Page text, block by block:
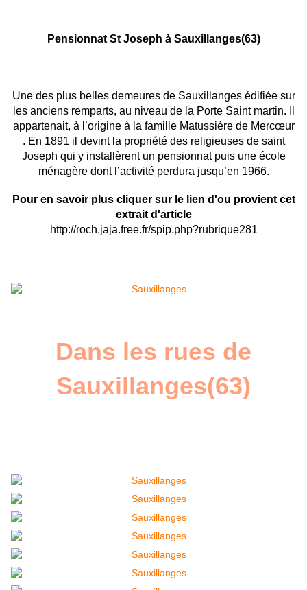
Pensionnat St Joseph à Sauxillanges(63)
Une des plus belles demeures de Sauxillanges édifiée sur
les anciens remparts, au niveau de la Porte Saint martin. Il
appartenait, à l’origine à la famille Matussière de Mercœur
. En 1891 il devint la propriété des religieuses de saint
Joseph qui y installèrent un pensionnat puis une école
ménagère dont l’activité perdura jusqu’en 1966.
Pour en savoir plus cliquer sur le lien d'ou provient cet
extrait d'article
http://roch.jaja.free.fr/spip.php?rubrique281
Dans les rues de
Sauxillanges(63)